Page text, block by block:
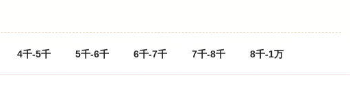
4千-5千 5千-6千 6千-7千 7千-8千
8千-1万